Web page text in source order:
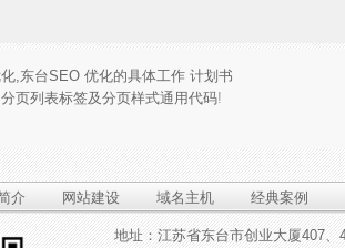
,东台SEO 优化的具体工作 计划书
页列表标签及分页样式通用代码!
介 网站建设 域名主机 经典案例
地址：江苏省东台市创业大厦407、